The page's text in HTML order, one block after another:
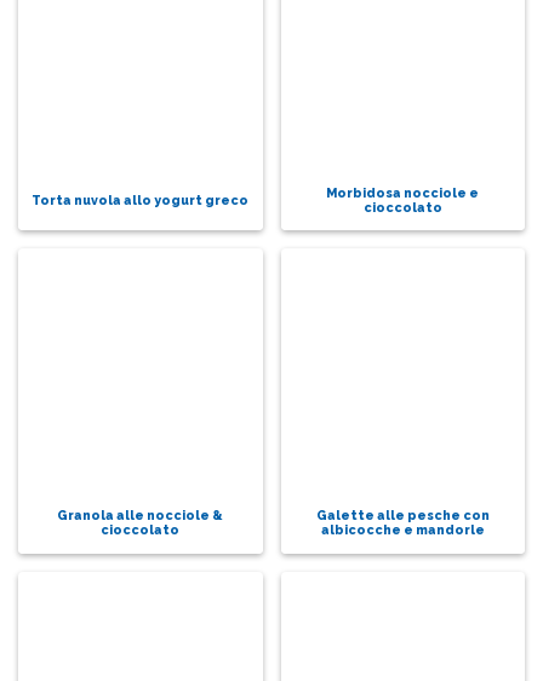
Torta nuvola allo yogurt greco
Morbidosa nocciole e
cioccolato
Granola alle nocciole &
cioccolato
Galette alle pesche con
albicocche e mandorle